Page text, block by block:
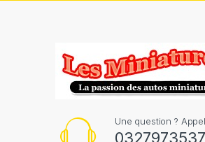
Une question ?
0327973537